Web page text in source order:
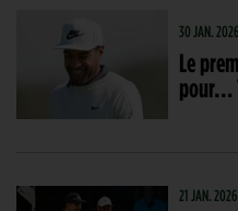
30 JAN.
Le
pour…
21 JAN.